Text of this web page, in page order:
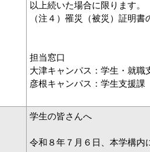
以上続いた場合に限ります。
（注４）罹災（被災）証明
担当窓口
大津キャンパス：学生・就職
彦根キャンパス：学生支援課
学生の皆さんへ
令和８年７月６日、本学構内